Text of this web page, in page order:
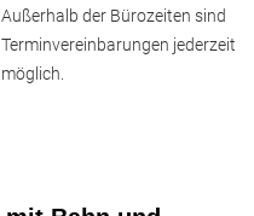
Außerhalb der Bürozeiten sind
Terminvereinbarungen jederzeit
möglich.